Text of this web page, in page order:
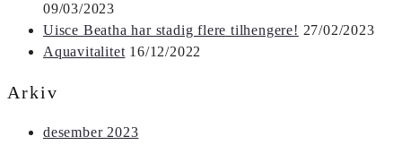
09/03/2023
Uisce Beatha har stadig flere tilhengere! 27/02/2023
Aquavitalitet 16/12/2022
Arkiv
desember 2023